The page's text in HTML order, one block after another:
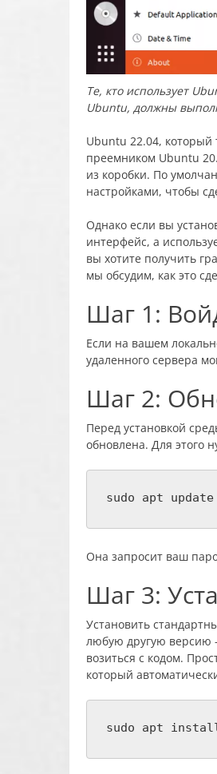
Те, кто использует
Ubuntu, должны
Ubuntu 22.04, который
преемником Ubuntu
из коробки. По
настройками, чтобы
Однако если вы
интерфейс, а
вы хотите получить
мы обсудим, как это
Шаг 1:
Если на вашем
удаленного сервера
Шаг 2:
Перед установкой
обновлена. Для этого
sudo apt
Она запросит ваш
Шаг 3:
Установить
любую другую версию
возиться с кодом.
который
sudo apt